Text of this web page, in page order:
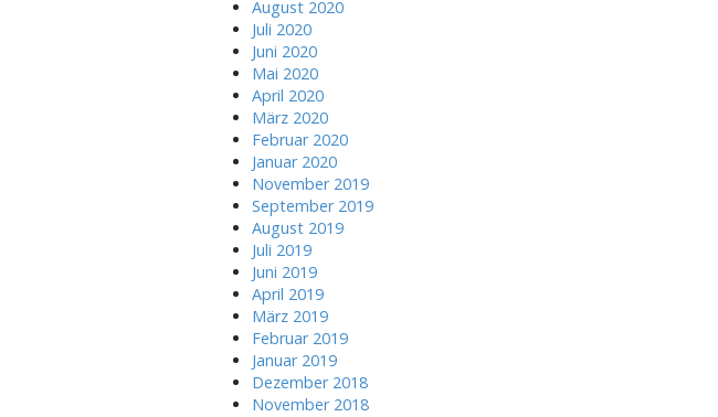
August 2020
Juli 2020
Juni 2020
Mai 2020
April 2020
März 2020
Februar 2020
Januar 2020
November 2019
September 2019
August 2019
Juli 2019
Juni 2019
April 2019
März 2019
Februar 2019
Januar 2019
Dezember 2018
November 2018